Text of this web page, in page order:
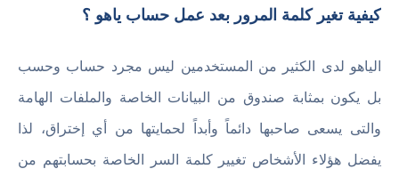
كيفية تغير كلمة المرور بعد عمل حساب ياهو ؟
الياهو لدى الكثير من المستخدمين ليس مجرد حساب وحسب
بل يكون بمثابة صندوق من البيانات الخاصة والملفات الهامة
والتى يسعى صاحبها دائماً وأبداً لحمايتها من أي إختراق، لذا
يفضل هؤلاء الأشخاص تغيير كلمة السر الخاصة بحسابتهم من